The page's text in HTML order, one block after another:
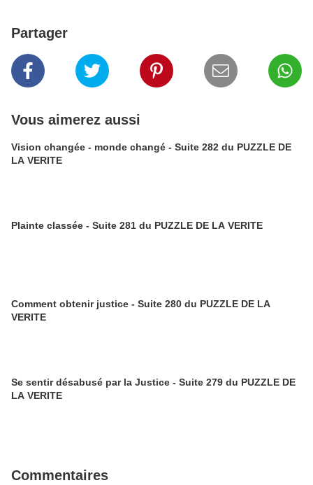
Partager
Vous aimerez aussi
Vision changée - monde changé - Suite 282 du PUZZLE DE
LA VERITE
Plainte classée - Suite 281 du PUZZLE DE LA VERITE
Comment obtenir justice - Suite 280 du PUZZLE DE LA
VERITE
Se sentir désabusé par la Justice - Suite 279 du PUZZLE DE
LA VERITE
Commentaires